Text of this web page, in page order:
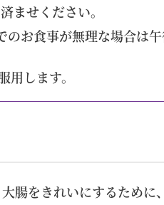
ませください。
お食事が無理な場合は
します。
腸をきれいにするために